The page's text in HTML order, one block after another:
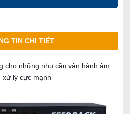
TIN CHI TIẾT
cho những nhu cầu vận hành âm
xử lý cực mạnh